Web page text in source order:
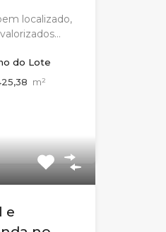
localizado,
do Lote
m²
e